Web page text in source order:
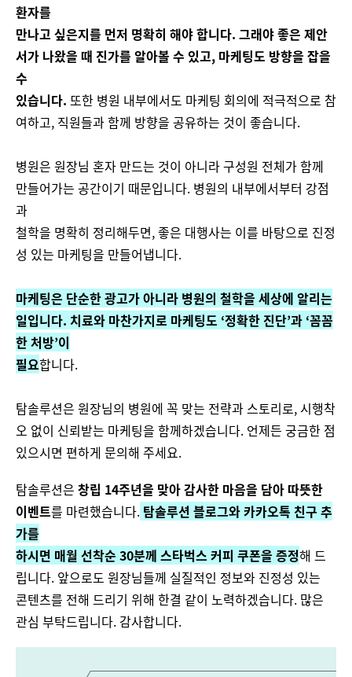
환자를
만나고 싶은지를 먼저 명확히 해야 합니다. 그래야 좋은 제안
서가 나왔을 때 진가를 알아볼 수 있고, 마케팅도 방향을 잡을
수
있습니다. 또한 병원 내부에서도 마케팅 회의에 적극적으로 참
여하고, 직원들과 함께 방향을 공유하는 것이 좋습니다.
병원은 원장님 혼자 만드는 것이 아니라 구성원 전체가 함께
만들어가는 공간이기 때문입니다. 병원의 내부에서부터 강점
과
철학을 명확히 정리해두면, 좋은 대행사는 이를 바탕으로 진정
성 있는 마케팅을 만들어냅니다.
마케팅은 단순한 광고가 아니라 병원의 철학을 세상에 알리는
일입니다. 치료와 마찬가지로 마케팅도 ‘정확한 진단’과 ‘꼼꼼
한 처방’이
필요합니다.
탐솔루션은 원장님의 병원에 꼭 맞는 전략과 스토리로, 시행착
오 없이 신뢰받는 마케팅을 함께하겠습니다. 언제든 궁금한 점
있으시면 편하게 문의해 주세요.
탐솔루션은 창립 14주년을 맞아 감사한 마음을 담아 따뜻한
이벤트를 마련했습니다. 탐솔루션 블로그와 카카오톡 친구 추
가를
하시면 매월 선착순 30분께 스타벅스 커피 쿠폰을 증정해 드
립니다. 앞으로도 원장님들께 실질적인 정보와 진정성 있는
콘텐츠를 전해 드리기 위해 한결 같이 노력하겠습니다. 많은
관심 부탁드립니다. 감사합니다.